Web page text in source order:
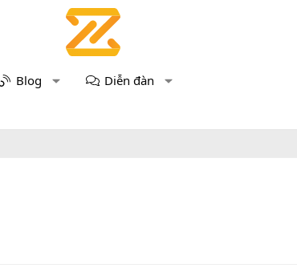
Blog Diễn đàn